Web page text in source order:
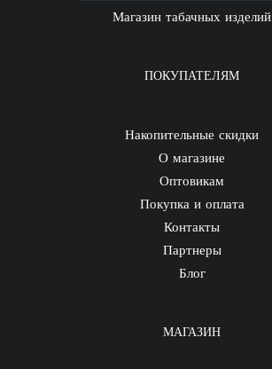
Магазин табачных изделий
ПОКУПАТЕЛЯМ
Накопительные скидки
О магазине
Оптовикам
Покупка и оплата
Контакты
Партнеры
Блог
МАГАЗИН